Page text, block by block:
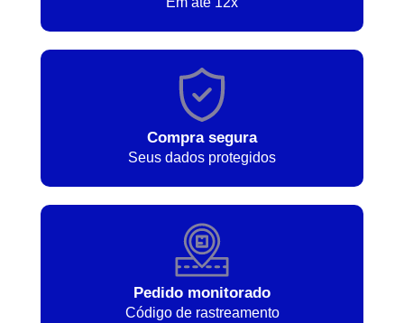
Compra segura
Seus dados protegidos
Pedido monitorado
Código de rastreamento